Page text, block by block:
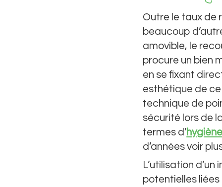
Outre le taux de
beaucoup
amovible, le
procure un bien
en se fixant
esthétique de
technique de
sécurité lors de
termes d’
d’années voir
L’utilisation
potentielles